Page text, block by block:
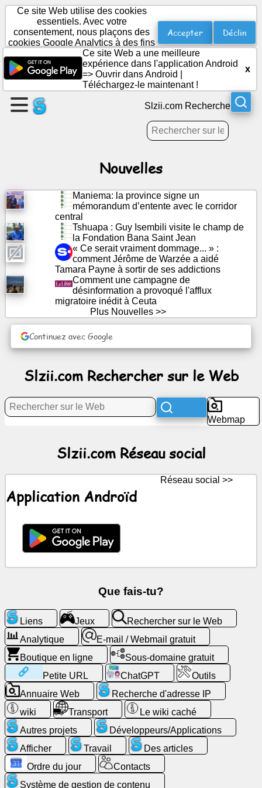
Créer
une
page
Créer
Ordre
du
jour
Réseau
Nouvelles
Icônes
gratuites
Contacts
Jeux
Rechercher
Web
mail
/
Webmail
gratuit
Analytique
Boutique
en
ligne
Développeurs/Applications
Ce site Web utilise des cookies
essentiels. Avec votre
consentement, nous plaçons des
cookies Google Analytics à des fins
statistiques.
Accepter Déclin
Ce site Web a une meilleure
expérience dans l'application Android
=> Ouvrir dans Android
Téléchargez-le maintenant !
x
Slzii.com Recherche
Nouvelles
Maniema: la province signe un
mémorandum d’entente avec le corridor
central
Tshuapa : Guy Isembili visite le champ de
la Fondation Bana Saint Jean
« Ce serait vraiment dommage... » :
comment Jérôme de Warzée a aidé
Tamara Payne à sortir de ses addictions
Comment une campagne de
désinformation a provoqué l'afflux
migratoire inédit à Ceuta
Plus Nouvelles >>
Continuez avec Google
Slzii.com Rechercher sur le Web
Webmap
Slzii.com Réseau social
Application Androïd
Réseau social >>
Que fais-tu?
Liens Jeux
Rechercher sur le Web
Analytique
E-mail / Webmail gratuit
Boutique en ligne
Sous-domaine gratuit
Petite URL
ChatGPT
Outils
Annuaire Web
Recherche d'adresse IP
wiki
Transport
Le wiki caché
Autres projets
Développeurs/Applications
Afficher
Travail
Des articles
Ordre du jour
Contacts
Système de gestion de contenu